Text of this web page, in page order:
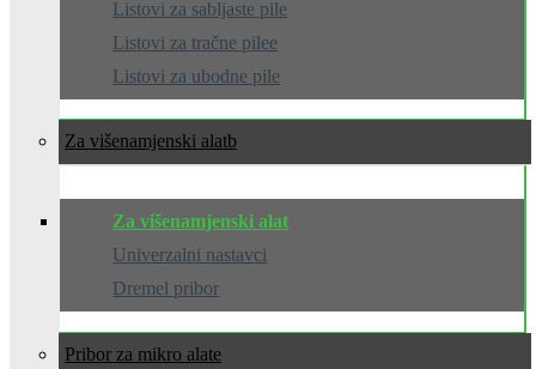
Listovi za sabljaste pile
Listovi za tračne pilee
Listovi za ubodne pile
Za višenamjenski alat
Za višenamjenski alat
Univerzalni nastavci
Dremel pribor
Pribor za mikro alate